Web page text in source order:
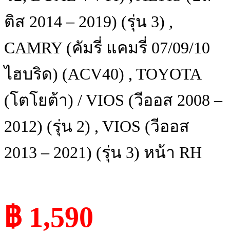
ติส 2014 – 2019) (รุ่น 3) ,
CAMRY (คัมรี่ แคมรี่ 07/09/10
ไฮบริด) (ACV40) , TOYOTA
(โตโยต้า) / VIOS (วีออส 2008 –
2012) (รุ่น 2) , VIOS (วีออส
2013 – 2021) (รุ่น 3) หน้า RH
฿ 1,590